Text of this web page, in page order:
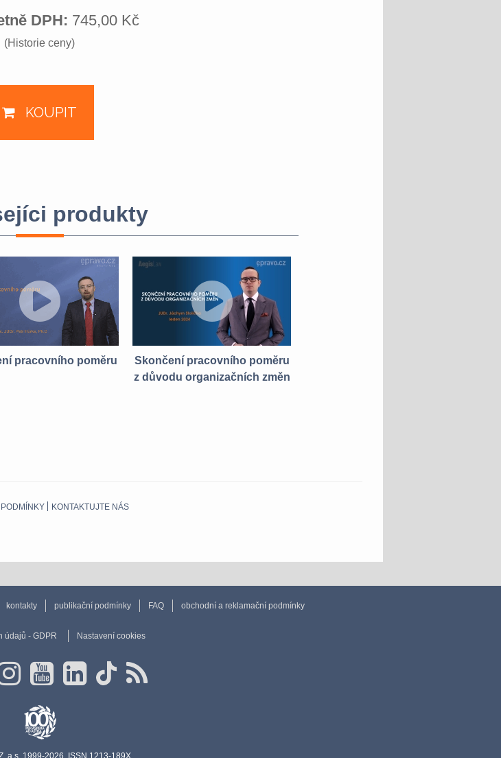
DPH: 745,00 Kč
(Historie ceny)
KOUPIT
produkty
pracovního poměru
Skončení pracovního poměru
z důvodu organizačních změn
KONTAKTUJTE NÁS
kontakty publikační podmínky FAQ obchodní a reklamační podmínky
údajů - GDPR Nastavení cookies
a.s. 1999-2026, ISSN 1213-189X